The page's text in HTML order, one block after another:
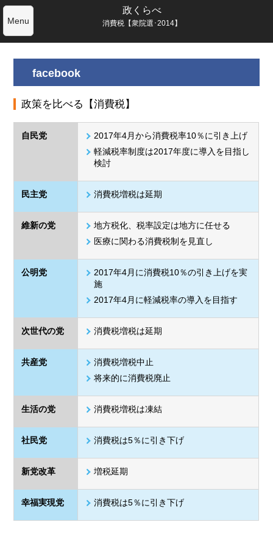
Menu
政くらべ
消費税【衆院選･2014】
facebook
政策を比べる【消費税】
自民党
2017年4月から消費税率10％に引き上げ
軽減税率制度は2017年度に導入を目指し
検討
民主党 消費税増税は延期
維新の党
地方税化、税率設定は地方に任せる
医療に関わる消費税制を見直し
公明党
2017年4月に消費税10％の引き上げを実
施
2017年4月に軽減税率の導入を目指す
次世代の党 消費税増税は延期
共産党
消費税増税中止
将来的に消費税廃止
生活の党 消費税増税は凍結
社民党 消費税は5％に引き下げ
新党改革 増税延期
幸福実現党 消費税は5％に引き下げ